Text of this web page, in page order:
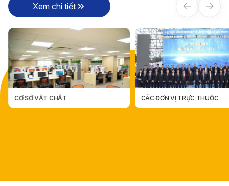
Xem chi tiết
CƠ SỞ VẬT CHẤT CÁC ĐƠN VỊ TRỰC THUỘC